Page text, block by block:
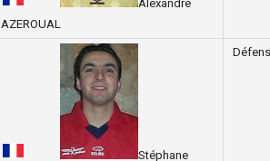
Alexandre
AZEROUAL
Stéphane